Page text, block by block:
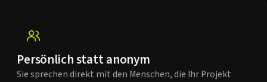
Persönlich statt anonym
Sie sprechen direkt mit den Menschen, die Ihr Projekt